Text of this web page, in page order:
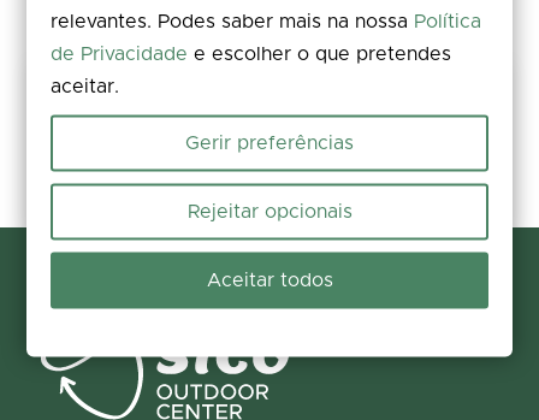
Report it in seconds and help us fix it.
relevantes. Podes saber mais na nossa Política
de Privacidade e escolher o que pretendes
aceitar.
Gerir preferências
Rejeitar opcionais
Aceitar todos